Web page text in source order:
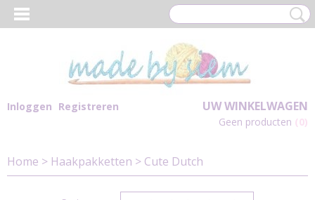
Inloggen Registreren UW WINKELWAGEN
Geen producten (0)
Home > Haakpakketten > Cute Dutch